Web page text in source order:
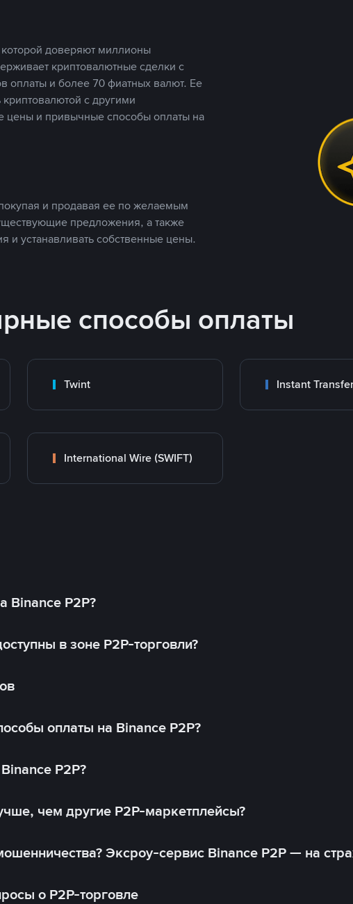
доверяют миллионы
криптовалютные сделки с
оплаты и более 70 фиатных валют. Ее
криптовалютой с другими
цены и привычные способы оплаты на
и продавая ее по желаемым
предложения, а также
и устанавливать собственные цены.
способы оплаты
Twint Instant Transfer
International Wire (SWIFT)
Binance P2P?
в зоне P2P-торговли?
оплаты на Binance P2P?
P2P?
чем другие P2P-маркетплейсы?
Эксроу-сервис Binance P2P — на
о P2P-торговле